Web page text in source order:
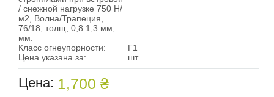
/ снежной нагрузке 750 Н/
м2, Волна/Трапеция,
76/18, толщ, 0,8 1,3 мм,
мм:
Класс огнеупорности:
Г1
Цена указана за:
шт
Цена: 1,700 ₴